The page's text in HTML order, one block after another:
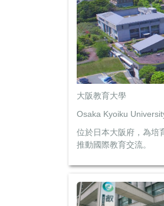
大阪教育大學
Osaka Kyoiku
位於日本大阪府，為培
推動國際教育交流。